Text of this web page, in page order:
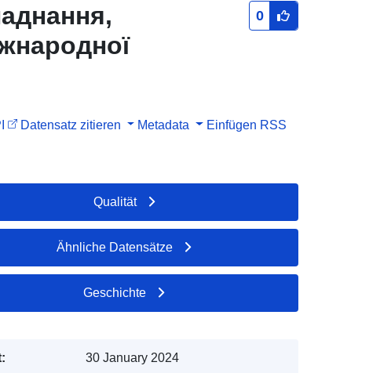
0
Datensatz zitieren Metadata Einfügen RSS
Qualität
Ähnliche Datensätze
Geschichte
30 January 2024